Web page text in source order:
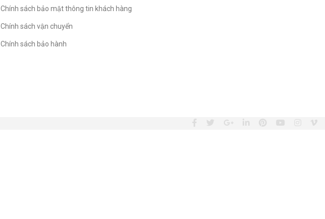
Chính sách bảo mật thông tin khách hàng
Chính sách vận chuyển
Chính sách bảo hành